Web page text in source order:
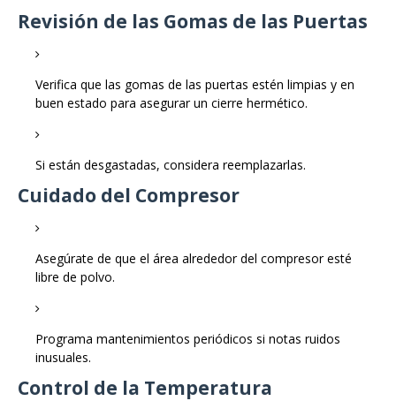
Revisión de las Gomas de las Puertas
Verifica que las gomas de las puertas estén limpias y en
buen estado para asegurar un cierre hermético.
Si están desgastadas, considera reemplazarlas.
Cuidado del Compresor
Asegúrate de que el área alrededor del compresor esté
libre de polvo.
Programa mantenimientos periódicos si notas ruidos
inusuales.
Control de la Temperatura